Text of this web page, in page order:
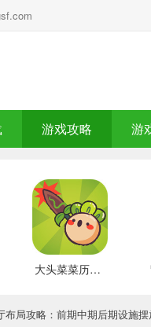
游戏攻略 游
大头菜菜历险记 好玩的
布局攻略：前期中期后期设施